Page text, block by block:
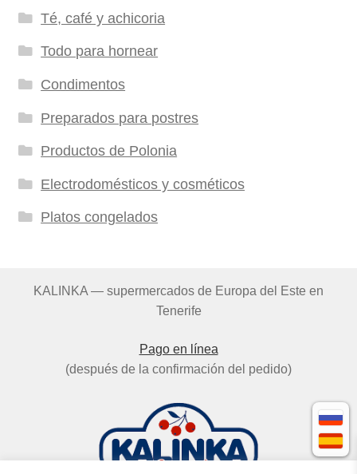
Té, café y achicoria
Todo para hornear
Condimentos
Preparados para postres
Productos de Polonia
Electrodomésticos y cosméticos
Platos congelados
KALINKA — supermercados de Europa del Este en
Tenerife
Pago en línea
(después de la confirmación del pedido)